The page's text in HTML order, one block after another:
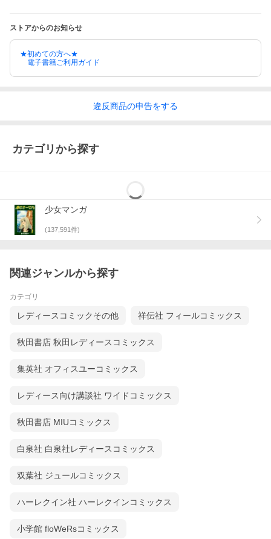
ストアからのお知らせ
★初めての方へ★
電子書籍ご利用ガイド
違反商品の申告をする
カテゴリから探す
少女マンガ
(137,591 件)
関連ジャンルから探す
カテゴリ
レディースコミックその他 祥伝社 フィールコミックス
秋田書店 秋田レディースコミックス
集英社 オフィスユーコミックス
レディース向け講談社 ワイドコミックス
秋田書店 MIUコミックス
白泉社 白泉社レディースコミックス
双葉社 ジュールコミックス
ハーレクイン社 ハーレクインコミックス
小学館 floWeRsコミックス